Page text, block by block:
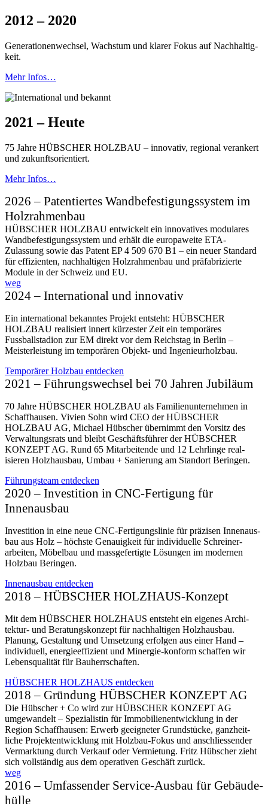
2012 – 2020
Generationenwechsel, Wachstum und klarer Fokus auf Nach­haltig­
keit.
Mehr Infos…
2021 – Heute
75 Jahre HÜBSCHER HOLZBAU – innovativ, regional verankert
und zukunftsorientiert.
Mehr Infos…
2026 – Patent­iertes Wand­befestigungs­system im
Holz­rahmenbau
HÜBSCHER HOLZBAU entwickelt ein innovatives modulares
Wand­befesti­gungs­system und erhält die europa­weite ETA-
Zulassung sowie das Patent EP 4 509 670 B1 – ein neuer Standard
für effi­zienten, nach­haltigen Holzr­ahmenbau und präfabri­zierte
Module in der Schweiz und EU.
weg
2024 – Inter­natio­nal und innovativ
Ein international bekanntes Projekt entsteht: HÜBSCHER
HOLZBAU realisiert innert kürzester Zeit ein temporäres
Fussballstadion zur EM direkt vor dem Reichstag in Berlin –
Meisterleistung im temporären Objekt- und Ingenieurholzbau.
Temporärer Holzbau entdecken
2021 – Führungs­wechsel bei 70 Jahren Jubiläum
70 Jahre HÜBSCHER HOLZBAU als Familienunternehmen in
Schaffhausen. Vivien Sohn wird CEO der HÜBSCHER
HOLZBAU AG, Michael Hübscher übernimmt den Vorsitz des
Verwaltungsrats und bleibt Geschäftsführer der HÜBSCHER
KONZEPT AG. Rund 65 Mitarbeitende und 12 Lehrlinge real­
isieren Holzhausbau, Umbau + Sanierung am Standort Beringen.
Führungsteam entdecken
2020 – Investition in CNC-Fertigung für
Innenausbau
Investition in eine neue CNC-Fer­tigungs­linie für präzi­sen Innen­aus­
bau aus Holz – höchste Genauig­keit für indivi­duelle Schreiner­
arbeiten, Möbel­bau und mass­gefer­tigte Lösungen im modernen
Holz­bau Beringen.
Innen­ausbau ent­decken
2018 – HÜBSCHER HOLZHAUS-Konzept
Mit dem HÜBSCHER HOLZHAUS entsteht ein eigenes Archi­
tektur- und Beratungs­konzept für nachhaltigen Holz­haus­bau.
Planung, Gestaltung und Umsetzung erfolgen aus einer Hand –
individuell, energieeffizient und Minergie-konform schaffen wir
Lebensqualität für Bauherrschaften.
HÜBSCHER HOLZHAUS entdecken
2018 – Gründung HÜBSCHER KONZEPT AG
Die Hübscher + Co wird zur HÜBSCHER KONZEPT AG
umgewandelt – Spezialistin für Immo­bilien­­entwick­lung in der
Region Schaffhausen: Erwerb geeigneter Grund­stücke, ganz­heit­
liche Projekt­­entwicklung mit Holzbau-Fokus und anschlie­­ssender
Vermark­tung durch Verkauf oder Vermietung. Fritz Hübscher zieht
sich vollständig aus dem operativen Geschäft zurück.
weg
2016 – Umfass­ender Service-Ausbau für Gebäude­
hülle